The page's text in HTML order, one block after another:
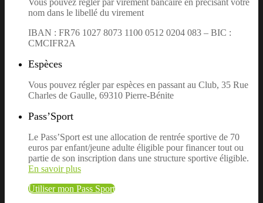
Vous pouvez régler par virement bancaire en précisant votre
nom dans le libellé du virement
IBAN : FR76 1027 8073 1100 0512 0204 083 – BIC :
CMCIFR2A
Espèces
Vous pouvez régler par espèces en passant au Club, 35 Rue
Charles de Gaulle, 69310 Pierre-Bénite
Pass’Sport
Le Pass’Sport est une allocation de rentrée sportive de 70
euros par enfant/jeune adulte éligible pour financer tout ou
partie de son inscription dans une structure sportive éligible.
En savoir plus
Utiliser mon Pass Sport